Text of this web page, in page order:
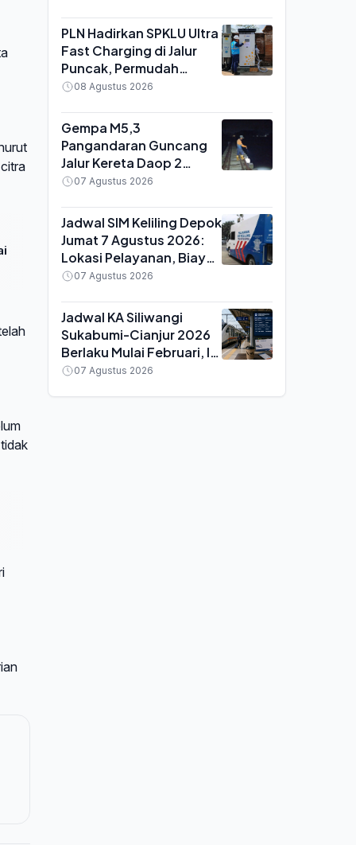
PLN Hadirkan SPKLU Ultra
Fast Charging di Jalur
Puncak, Permudah
Mobilitas Pengguna
08 Agustus 2026
Gempa M5,3
Pangandaran Guncang
Jalur Kereta Daop 2
Bandung, 7 Perjalanan
Pemeriksaan Rel
07 Agustus 2026
Jadwal SIM Keliling Depok
Jumat 7 Agustus 2026:
Lokasi Pelayanan, Biaya
Perpanjangan dan Syarat
07 Agustus 2026
Jadwal KA Siliwangi
Sukabumi-Cianjur 2026
Berlaku Mulai Februari, Ini
Waktu Keberangkatan
07 Agustus 2026